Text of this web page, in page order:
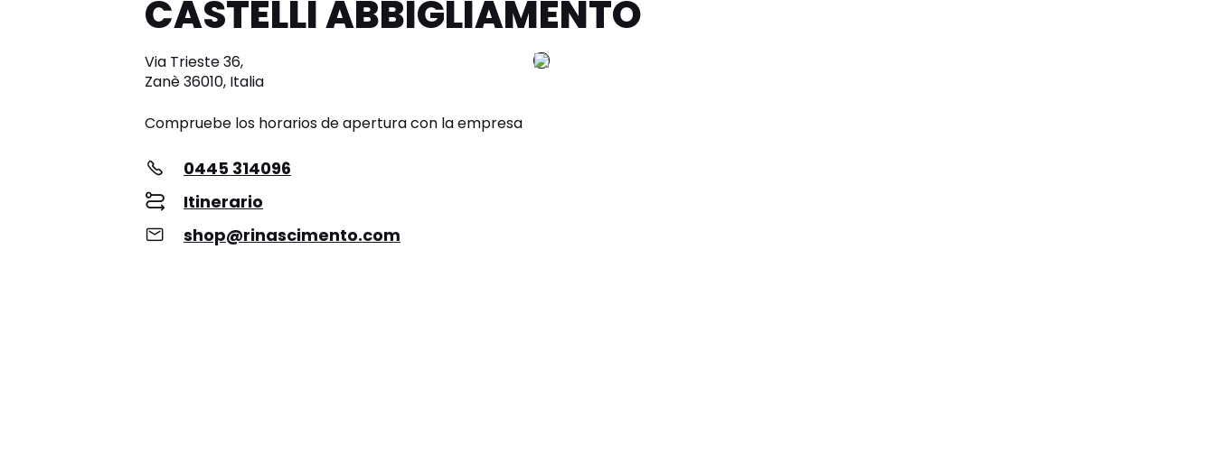
CASTELLI ABBIGLIAMENTO
Via Trieste 36,
Zanè 36010, Italia
Compruebe los horarios de apertura con la empresa
0445 314096
Itinerario
shop@rinascimento.com